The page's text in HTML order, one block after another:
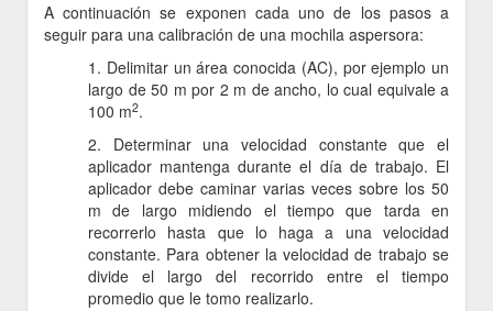
A continuación se exponen cada uno de los pasos a
seguir para una calibración de una mochila aspersora:
1. Delimitar un área conocida (AC), por ejemplo un
largo de 50 m por 2 m de ancho, lo cual equivale a
100 m2.
2. Determinar una velocidad constante que el
aplicador mantenga durante el día de trabajo. El
aplicador debe caminar varias veces sobre los 50
m de largo midiendo el tiempo que tarda en
recorrerlo hasta que lo haga a una velocidad
constante. Para obtener la velocidad de trabajo se
divide el largo del recorrido entre el tiempo
promedio que le tomo realizarlo.